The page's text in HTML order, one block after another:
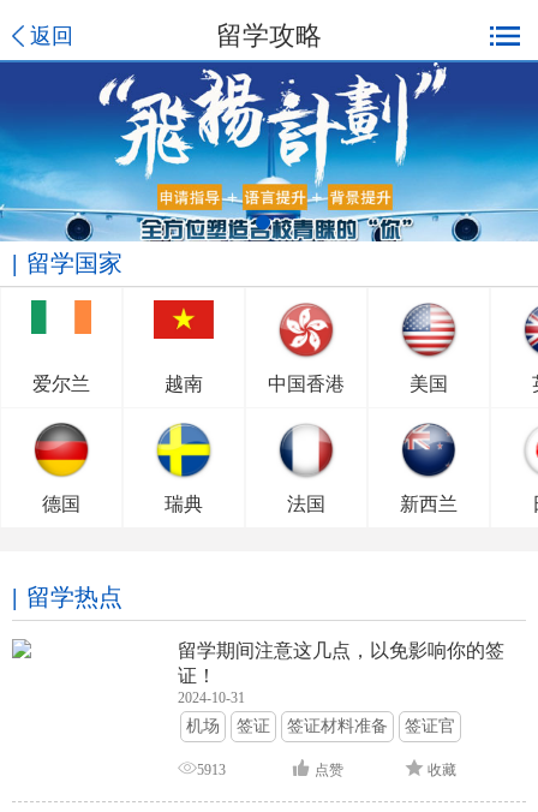
返回 留学攻略
留学国家
爱尔兰 越南 中国香港 美国
德国 瑞典 法国 新西兰
留学热点
留学期间注意这几点，以免影响你的签
证！
2024-10-31
机场 签证 签证材料准备 签证官
签证面试 签证申请攻略
5913 点赞 收藏